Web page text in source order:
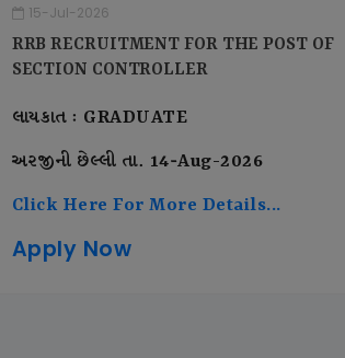
15-Jul-2026
RRB RECRUITMENT FOR THE POST OF
SECTION CONTROLLER
લાયકાત : GRADUATE
અરજીની છેલ્લી તા. 14-Aug-2026
Click Here For More Details...
Apply Now